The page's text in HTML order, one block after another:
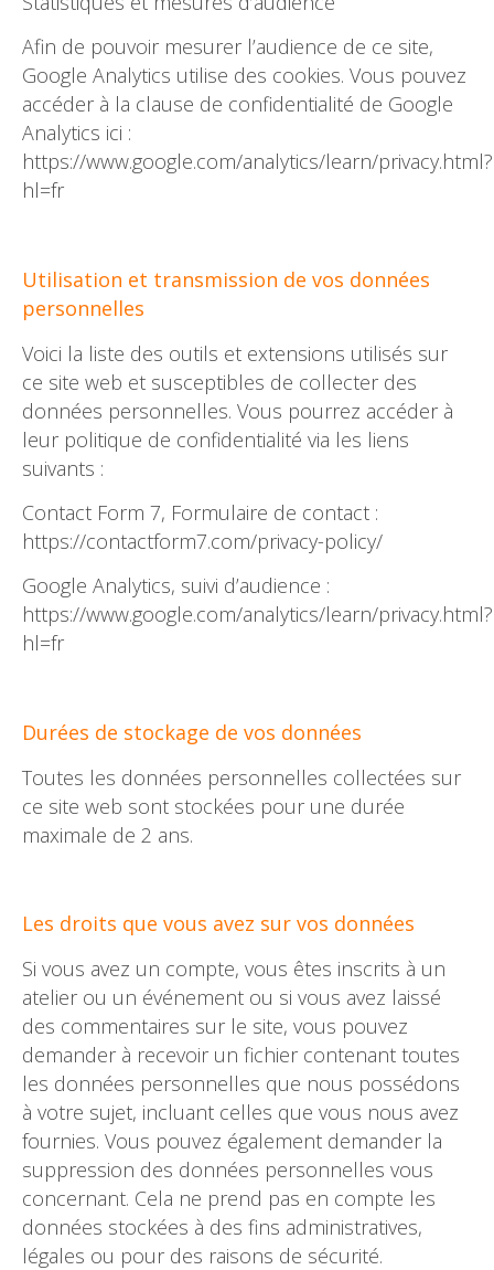
Afin de pouvoir mesurer l’audience de ce site,
Google Analytics utilise des cookies. Vous pouvez
accéder à la clause de confidentialité de Google
Analytics ici :
https://www.google.com/analytics/learn/privacy.html?
hl=fr
Utilisation et transmission de vos données
personnelles
Voici la liste des outils et extensions utilisés sur
ce site web et susceptibles de collecter des
données personnelles. Vous pourrez accéder à
leur politique de confidentialité via les liens
suivants :
Contact Form 7, Formulaire de contact :
https://contactform7.com/privacy-policy/
Google Analytics, suivi d’audience :
https://www.google.com/analytics/learn/privacy.html?
hl=fr
Durées de stockage de vos données
Toutes les données personnelles collectées sur
ce site web sont stockées pour une durée
maximale de 2 ans.
Les droits que vous avez sur vos données
Si vous avez un compte, vous êtes inscrits à un
atelier ou un événement ou si vous avez laissé
des commentaires sur le site, vous pouvez
demander à recevoir un fichier contenant toutes
les données personnelles que nous possédons
à votre sujet, incluant celles que vous nous avez
fournies. Vous pouvez également demander la
suppression des données personnelles vous
concernant. Cela ne prend pas en compte les
données stockées à des fins administratives,
légales ou pour des raisons de sécurité.